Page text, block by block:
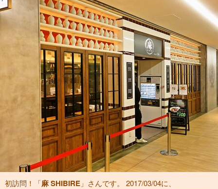
初訪問！「麻 SHIBIRE 」さんです。 2017/03/04に、